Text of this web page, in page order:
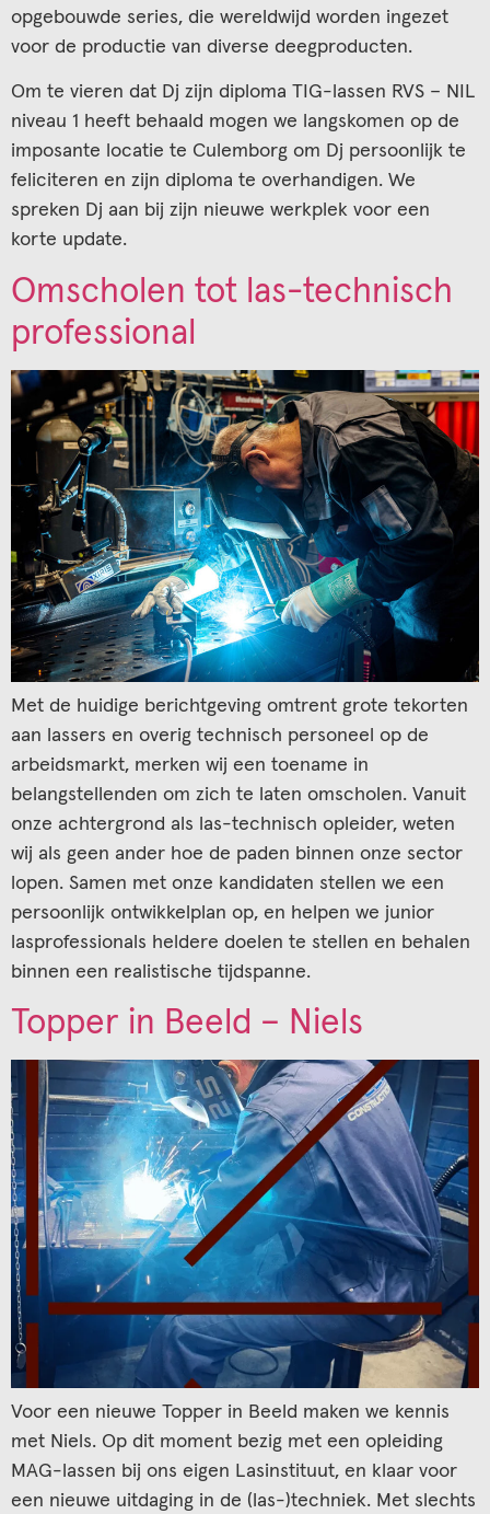
opgebouwde series, die wereldwijd worden ingezet
voor de productie van diverse deegproducten.
Om te vieren dat Dj zijn diploma TIG-lassen RVS – NIL
niveau 1 heeft behaald mogen we langskomen op de
imposante locatie te Culemborg om Dj persoonlijk te
feliciteren en zijn diploma te overhandigen. We
spreken Dj aan bij zijn nieuwe werkplek voor een
korte update.
Omscholen tot las-technisch
professional
Met de huidige berichtgeving omtrent grote tekorten
aan lassers en overig technisch personeel op de
arbeidsmarkt, merken wij een toename in
belangstellenden om zich te laten omscholen. Vanuit
onze achtergrond als las-technisch opleider, weten
wij als geen ander hoe de paden binnen onze sector
lopen. Samen met onze kandidaten stellen we een
persoonlijk ontwikkelplan op, en helpen we junior
lasprofessionals heldere doelen te stellen en behalen
binnen een realistische tijdspanne.
Topper in Beeld – Niels
Voor een nieuwe Topper in Beeld maken we kennis
met Niels. Op dit moment bezig met een opleiding
MAG-lassen bij ons eigen Lasinstituut, en klaar voor
een nieuwe uitdaging in de (las-)techniek. Met slechts